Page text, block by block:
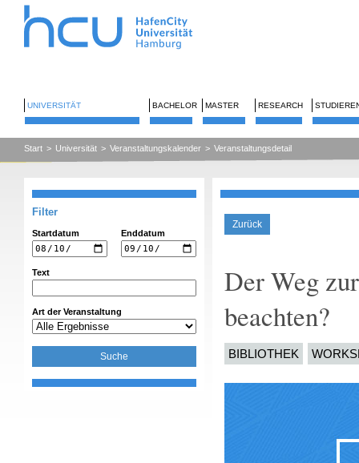
UNIVERSITÄT BACHELOR MASTER RESEARCH
Start > Universität > Veranstaltungskalender > Veranstaltungsdetail
Filter
Startdatum Enddatum
Text
Art der Veranstaltung
Suche
Zurück
Der Weg
beachten?
BIBLIOTHEK